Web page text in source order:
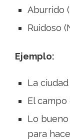
Aburrido
Ruidoso
Ejemplo:
La
El
Lo
para